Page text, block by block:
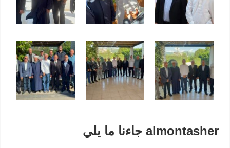
almontasher جاءنا ما يلي